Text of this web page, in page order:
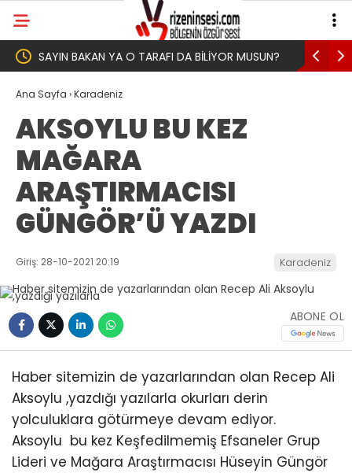
YA O TARAFI DA BİLİYOR MUSUN? Yeni Parti İktidar
Ana Sayfa ›Karadeniz
AKSOYLU BU KEZ
MAĞARA
ARAŞTIRMACISI
GÜNGÖR’Ü YAZDI
Giriş: 28-10-2021 20:19 Karadeniz
ABONE OL
Haber sitemizin de yazarlarından olan Recep Ali
Aksoylu ,yazdığı yazılarla okurları derin
yolculuklara götürmeye devam ediyor.
Aksoylu bu kez Keşfedilmemiş Efsaneler Grup
Lideri ve Mağara Araştırmacısı Hüseyin Güngör